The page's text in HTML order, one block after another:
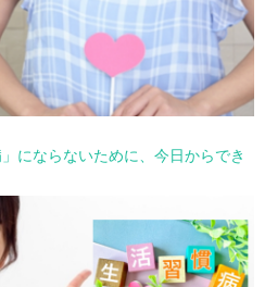
にならないために、今日からでき